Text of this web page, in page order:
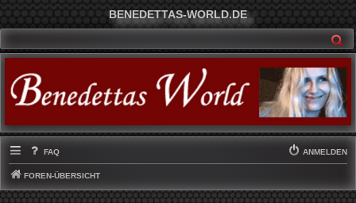
BENEDETTAS-WORLD.DE
FAQ ANMELDEN
FOREN-ÜBERSICHT